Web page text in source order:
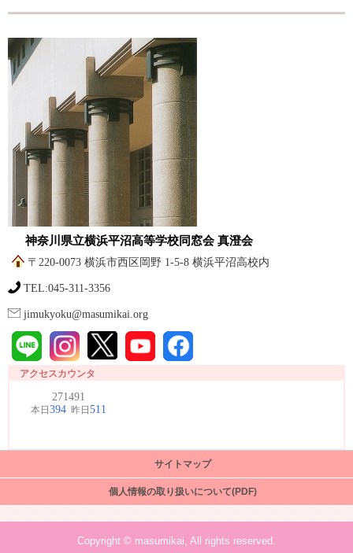
神奈川県立横浜平沼高等学校同窓会 真澄会
〒220-0073 横浜市西区岡野 1-5-8 横浜平沼高校内
TEL:045-311-3356
jimukyoku@masumikai.org
アクセスカウンタ
サイトマップ
個人情報の取り扱いについて(PDF)
Copyright © masumikai, All rights reserved.